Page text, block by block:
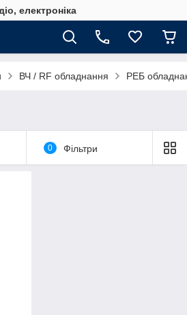
електроніка
ВЧ / RF обладнання РЕБ
0 Фільтри